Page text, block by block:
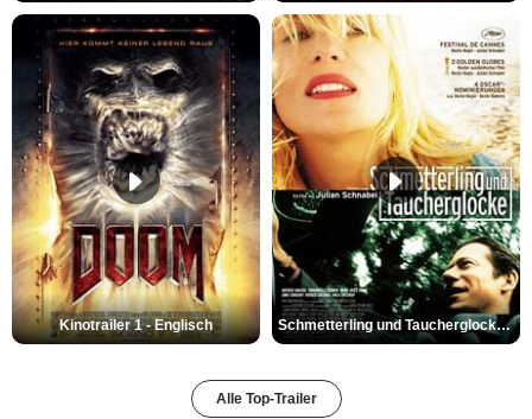
Kinotrailer 1 - Englisch Schmetterling und Taucherglocke Trailer DF
Alle Top-Trailer